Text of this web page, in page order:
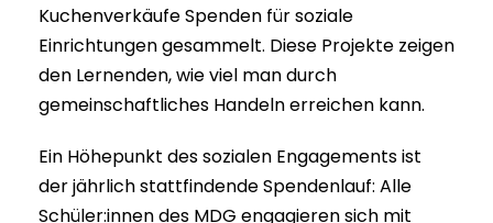
Kuchenverkäufe Spenden für soziale
Einrichtungen gesammelt. Diese Projekte zeigen
den Lernenden, wie viel man durch
gemeinschaftliches Handeln erreichen kann.
Ein Höhepunkt des sozialen Engagements ist
der jährlich stattfindende Spendenlauf: Alle
Schüler:innen des MDG engagieren sich mit